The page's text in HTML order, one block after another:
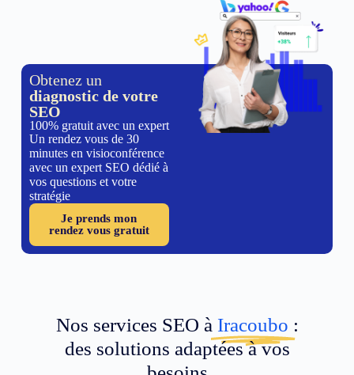
Obtenez un
diagnostic de votre
SEO
100% gratuit avec un expert
Un rendez vous de 30
minutes en visioconférence
avec un expert SEO dédié à
vos questions et votre
stratégie
Je prends mon
rendez vous gratuit
Nos services SEO à Iracoubo :
des solutions adaptées à vos